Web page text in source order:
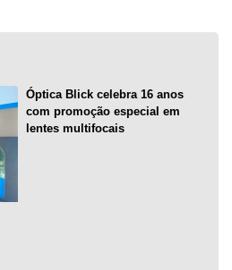
Óptica Blick celebra 16 anos
com promoção especial em
lentes multifocais